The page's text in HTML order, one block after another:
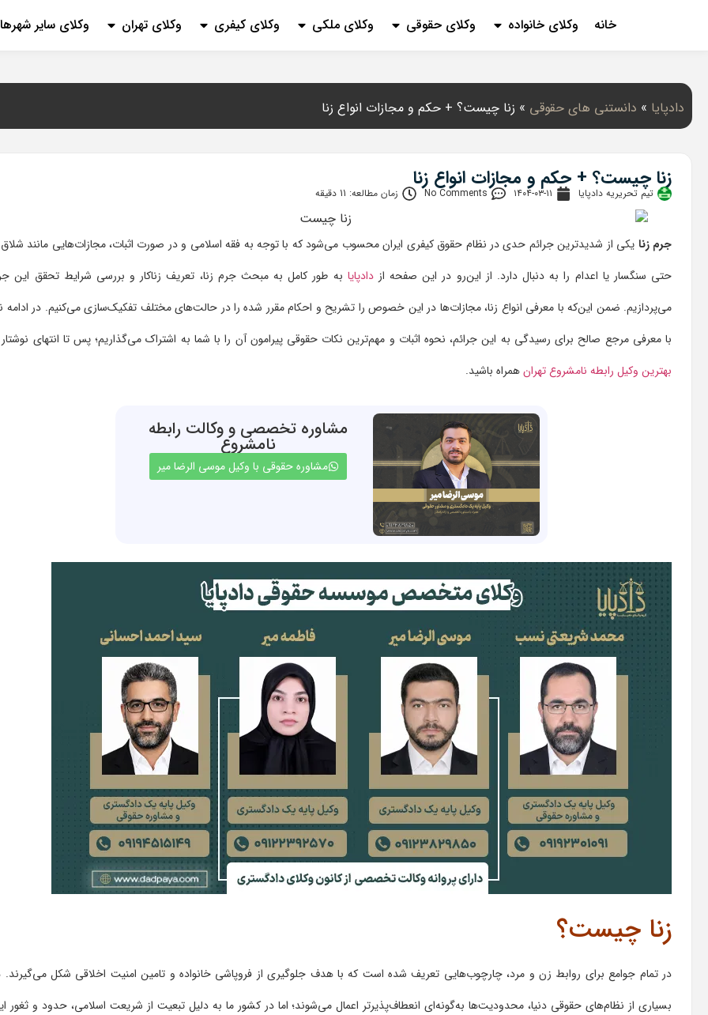
خانه وکلای خانواده وکلای حقوقی وکلای ملکی وکلای کیفری وکلای تهران وکلای سایر شهرها
دادپایا » دانستنی‌ های حقوقی » زنا چیست؟ + حکم و مجازات انواع زنا
زنا چیست؟ + حکم و مجازات انواع زنا
تیم تحریریه دادپایا ۱۴۰۴-۰۳-۱۱ No Comments زمان مطالعه: 11 دقیقه
جرم زنا یکی از شدیدترین جرائم حدی در نظام حقوق کیفری ایران محسوب می‌شود که با توجه به فقه اسلامی و در صورت اثبات، مجازات‌هایی مانند
حتی سنگسار یا اعدام را به دنبال دارد. از این‌رو در این صفحه ازدادپایا به طور کامل به مبحث جرم زنا، تعریف زناکار و بررسی شرایط تحقق این
می‌پردازیم. ضمن این‌که با معرفی انواع زنا، مجازات‌ها در این خصوص را تشریح و احکام مقرر شده را در حالت‌های مختلف تفکیک‌سازی می‌کنیم. در ادامه
با معرفی مرجع صالح برای رسیدگی به این جرائم، نحوه اثبات و مهم‌ترین نکات حقوقی پیرامون آن را با شما به اشتراک می‌گذاریم؛ پس تا انتهای نوشتار
بهترین وکیل رابطه نامشروع تهرانهمراه باشید.
مشاوره تخصصی و وکالت رابطه
نامشروع
مشاوره حقوقی با وکیل موسی الرضا میر
زنا چیست؟
در تمام جوامع برای روابط زن و مرد، چارچوب‌هایی تعریف شده است که با هدف جلوگیری از فروپاشی خانواده و تامین امنیت اخلاقی شکل می‌گیرند.
بسیاری از نظام‌های حقوقی دنیا، محدودیت‌ها به‌گونه‌ای انعطاف‌پذیرتر اعمال می‌شوند؛ اما در کشور ما به دلیل تبعیت از شریعت اسلامی، حدود و ثغور